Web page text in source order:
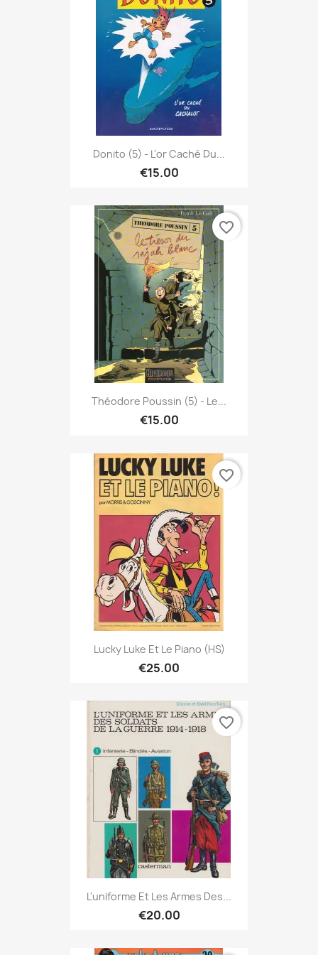
Donito (5) - L'or Caché Du...
€15.00
Théodore Poussin (5) - Le...
€15.00
favorite_border
Lucky Luke Et Le Piano (HS)
€25.00
favorite_border
L'uniforme Et Les Armes Des...
€20.00
favorite_border